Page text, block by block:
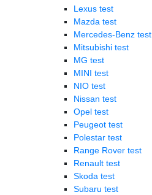
Lexus test
Mazda test
Mercedes-Benz test
Mitsubishi test
MG test
MINI test
NIO test
Nissan test
Opel test
Peugeot test
Polestar test
Range Rover test
Renault test
Skoda test
Subaru test